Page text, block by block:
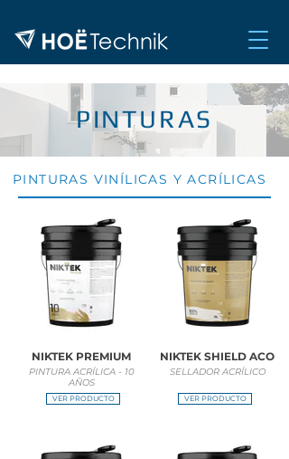
PINTURAS
PINTURAS VINÍLICAS Y ACRÍLICAS
NIKTEK PREMIUM
PINTURA ACRÍLICA - 10
AÑOS
NIKTEK SHIELD ACO
SELLADOR ACRÍLICO
VER PRODUCTO VER PRODUCTO